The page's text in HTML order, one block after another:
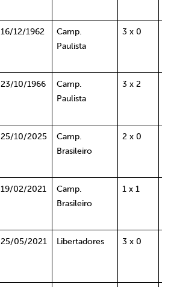
16/12/1962
Camp.
Paulista
3 x 0
23/10/1966
Camp.
Paulista
3 x 2
25/10/2025
Camp.
Brasileiro
2 x 0
19/02/2021
Camp.
Brasileiro
1 x 1
25/05/2021 Libertadores 3 x 0